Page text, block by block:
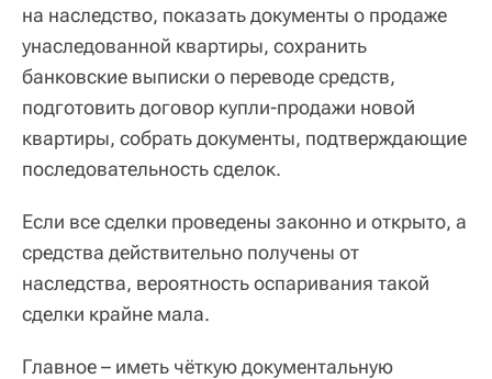
на наследство, показать документы о продаже
унаследованной квартиры, сохранить
банковские выписки о переводе средств,
подготовить договор купли-продажи новой
квартиры, собрать документы, подтверждающие
последовательность сделок.
Если все сделки проведены законно и открыто, а
средства действительно получены от
наследства, вероятность оспаривания такой
сделки крайне мала.
Главное – иметь чёткую документальную